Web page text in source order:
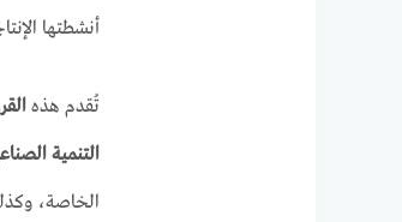
أنشطتها
تُقدم هذه
التنمية
الخاصة،